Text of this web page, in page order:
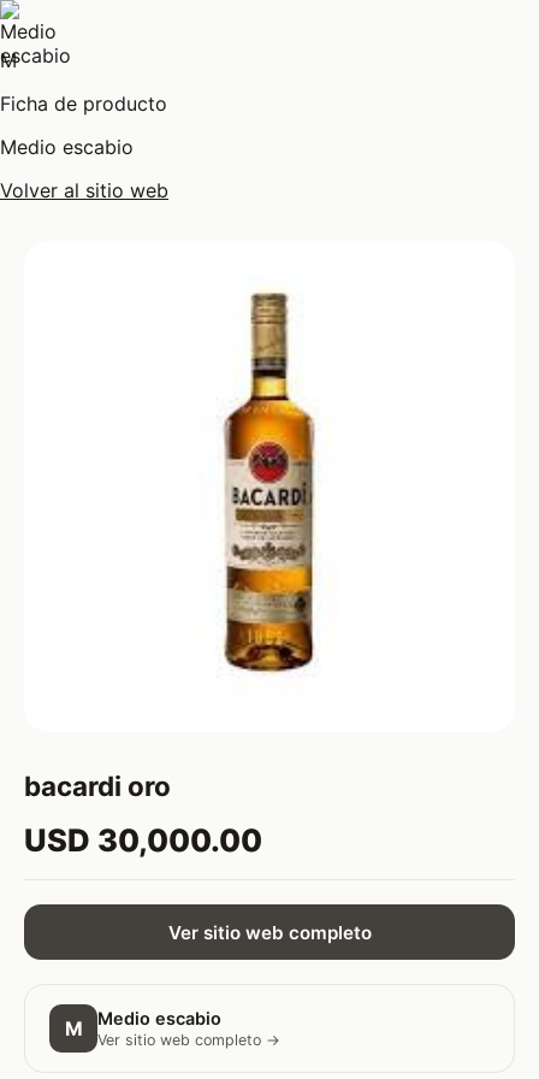
M
Ficha de producto
Medio escabio
Volver al sitio web
bacardi oro
USD 30,000.00
Ver sitio web completo
M Medio escabio
Ver sitio web completo →